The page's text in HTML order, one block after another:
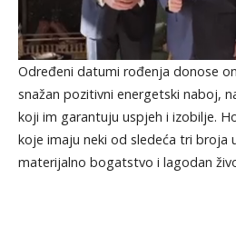
Određeni datumi rođenja donose
snažan pozitivni energetski naboj,
koji im garantuju uspjeh i izobilje.
koje imaju neki od sledeća tri broja
materijalno bogatstvo i lagodan